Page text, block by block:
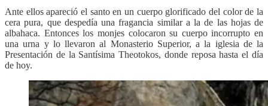
Ante ellos apareció el santo en un cuerpo glorificado del color de la
cera pura, que despedía una fragancia similar a la de las hojas de
albahaca. Entonces los monjes colocaron su cuerpo incorrupto en
una urna y lo llevaron al Monasterio Superior, a la iglesia de la
Presentación de la Santísima Theotokos, donde reposa hasta el día
de hoy.